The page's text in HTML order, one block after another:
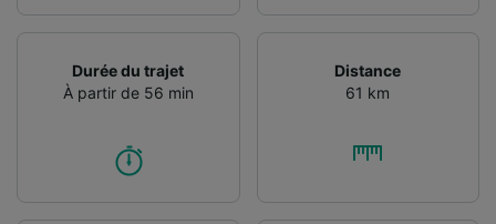
Durée du trajet
À partir de 56 min
Distance
61 km
caractéristiques de l’appareil pour
l’identification. Stocker et/ou accéder à des
informations sur un appareil. Publicités et
contenu personnalisés, mesure de
performance des publicités et du contenu,
services.
Liste de nos partenaires (fournisseurs)